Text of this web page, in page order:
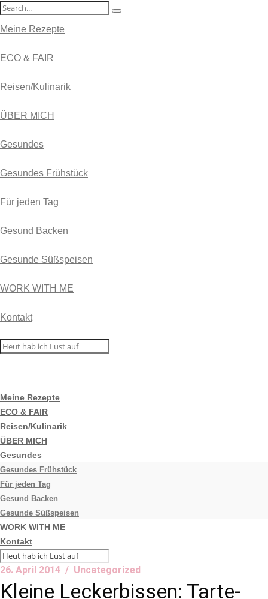
Meine Rezepte
ECO & FAIR
Reisen/Kulinarik
ÜBER MICH
Gesundes
Gesundes Frühstück
Für jeden Tag
Gesund Backen
Gesunde Süßspeisen
WORK WITH ME
Kontakt
Meine Rezepte
ECO & FAIR
Reisen/Kulinarik
ÜBER MICH
Gesundes
Gesundes Frühstück
Für jeden Tag
Gesund Backen
Gesunde Süßspeisen
WORK WITH ME
Kontakt
26. April 2014 / Uncategorized
Kleine Leckerbissen: Tarte-